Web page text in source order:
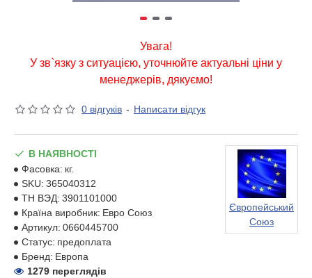
Увага!
У зв`язку з ситуацією, уточнюйте актуальні ціни у
менеджерів, дякуємо!
0 відгуків - Написати відгук
В НАЯВНОСТІ
Фасовка: кг.
SKU: 365040312
ТН ВЭД: 3901101000
Країна виробник: Евро Союз
Артикул: 0660445700
Статус: предоплата
Бренд: Европа
Європейський
Союз
1279 переглядів